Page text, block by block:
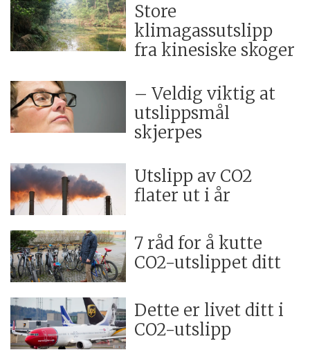
Store
klimagassutslipp
fra kinesiske skoger
– Veldig viktig at
utslippsmål
skjerpes
Utslipp av CO2
flater ut i år
7 råd for å kutte
CO2-utslippet ditt
Dette er livet ditt i
CO2-utslipp